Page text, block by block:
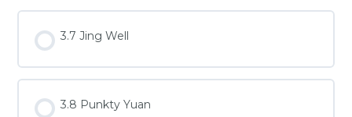
3.7 Jing Well
3.8 Punkty Yuan